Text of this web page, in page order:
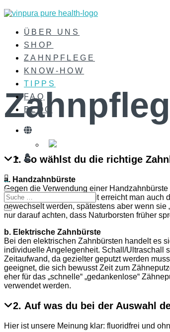
ÜBER UNS
SHOP
ZAHNPFLEGE
KNOW-HOW
TIPPS
FAQ
BLOG

1. So wählst du die richtige
a. Handzahnbürste
Gegen die Verwendung einer
und weiche Borsten. Damit erreicht man
gewechselt werden, spätestens aber wenn
nur darauf achten, dass Naturborsten früher
b. Elektrische Zahnbürste
Bei den elektrischen Zahnbürsten handelt es
individuelle Angelegenheit. Schall/Ultraschall
Zeitaufwand, da gezielter geputzt werden
geeignet, die sich bewusst Zeit zum
eher für das „schnelle“ „gedankenlose“
verwendet werden.
2. Auf was du bei der Auswahl
Hier ist unsere Meinung klar: fluoridfrei und